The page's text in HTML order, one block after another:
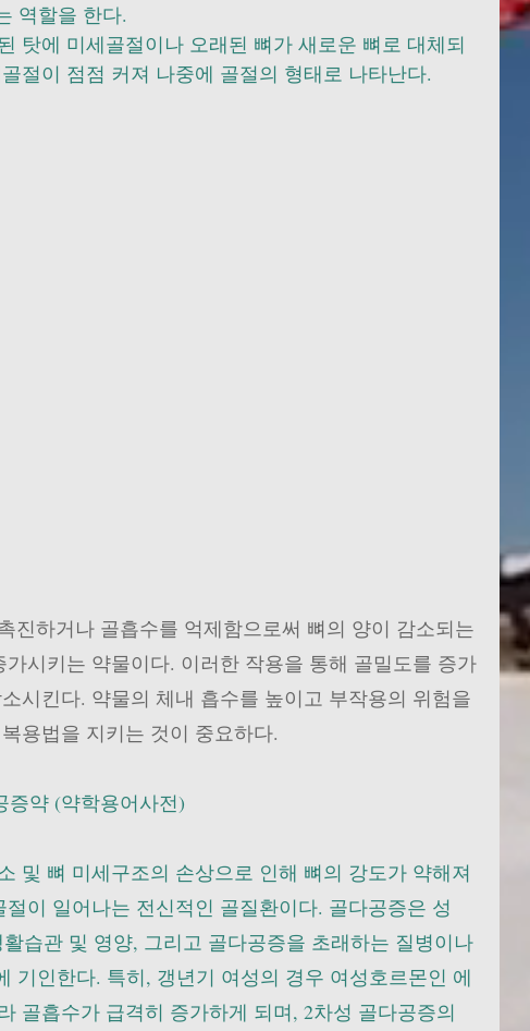
역할을 한다.
탓에 미세골절이나 오래된 뼈가 새로운 뼈로 대체되
절이 점점 커져 나중에 골절의 형태로 나타난다.
진하거나 골흡수를 억제함으로써 뼈의 양이 감소되는
시키는 약물이다. 이러한 작용을 통해 골밀도를 증가
시킨다. 약물의 체내 흡수를 높이고 부작용의 위험을
용법을 지키는 것이 중요하다.
증약 (약학용어사전)
및 뼈 미세구조의 손상으로 인해 뼈의 강도가 약해져
이 일어나는 전신적인 골질환이다. 골다공증은 성
습관 및 영양, 그리고 골다공증을 초래하는 질병이나
기인한다. 특히, 갱년기 여성의 경우 여성호르몬인 에
골흡수가 급격히 증가하게 되며, 2차성 골다공증의